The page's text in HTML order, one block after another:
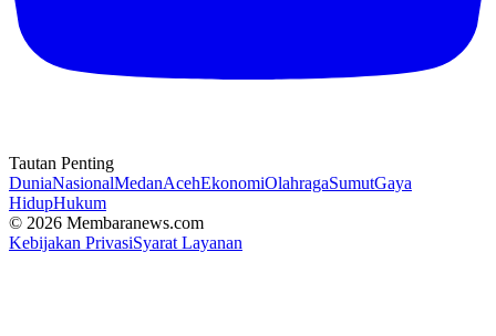
Tautan Penting
DuniaNasionalMedanAcehEkonomiOlahragaSumutGaya
HidupHukum
© 2026 Membaranews.com
Kebijakan PrivasiSyarat Layanan